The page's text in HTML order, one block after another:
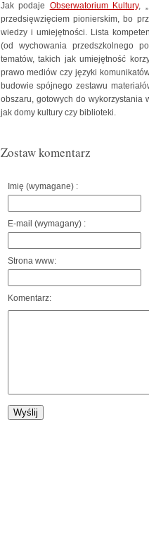
Jak podaje Obserwatorium Kultury,
przedsięwzięciem pionierskim, bo
wiedzy i umiejętności. Lista
(od wychowania przedszkolnego
tematów, takich jak umiejętność
prawo mediów czy języki
budowie spójnego zestawu
obszaru, gotowych do wykorzystania
jak domy kultury czy biblioteki.
Zostaw komentarz
Imię (wymagane) :
E-mail (wymagany) :
Strona www:
Komentarz: